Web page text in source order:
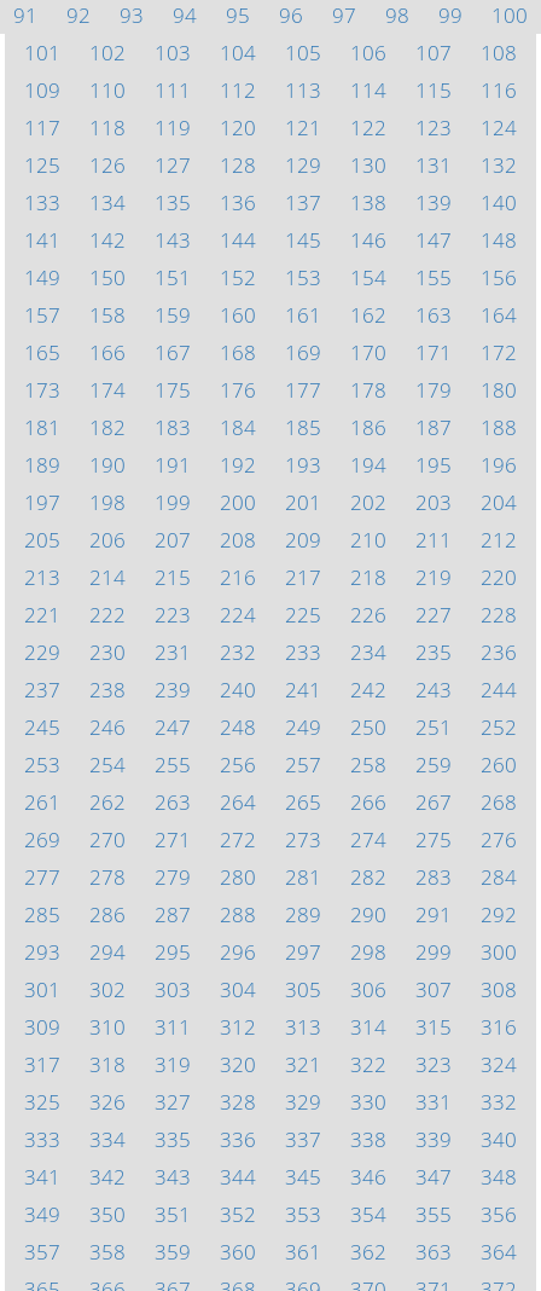
91
92 93 94 95 96 97 98 99
100
101
102 103 104 105 106 107
108
109
110 111 112 113 114 115
116
117
118 119 120 121 122 123
124
125
126 127 128 129 130 131
132
133
134 135 136 137 138 139
140
141
142 143 144 145 146 147
148
149
150 151 152 153 154 155
156
157
158 159 160 161 162 163
164
165
166 167 168 169 170 171
172
173
174 175 176 177 178 179
180
181
182 183 184 185 186 187
188
189
190 191 192 193 194 195
196
197
198 199 200 201 202 203
204
205
206 207 208 209 210 211
212
213
214 215 216 217 218 219
220
221
222 223 224 225 226 227
228
229
230 231 232 233 234 235
236
237
238 239 240 241 242 243
244
245
246 247 248 249 250 251
252
253
254 255 256 257 258 259
260
261
262 263 264 265 266 267
268
269
270 271 272 273 274 275
276
277
278 279 280 281 282 283
284
285
286 287 288 289 290 291
292
293
294 295 296 297 298 299
300
301
302 303 304 305 306 307
308
309
310 311 312 313 314 315
316
317
318 319 320 321 322 323
324
325
326 327 328 329 330 331
332
333
334 335 336 337 338 339
340
341
342 343 344 345 346 347
348
349
350 351 352 353 354 355
356
357
358 359 360 361 362 363
364